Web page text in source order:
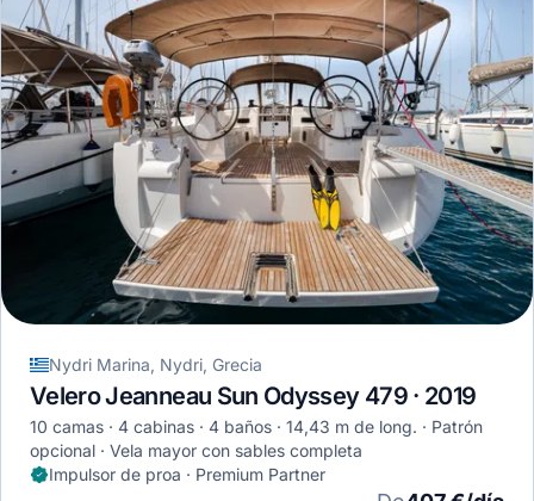
Nydri Marina, Nydri, Grecia
Velero Jeanneau Sun Odyssey 479 · 2019
10 camas 4 cabinas 4 baños 14,43 m de long.
Patrón
opcional
Vela mayor con sables completa
Impulsor de proa · Premium Partner